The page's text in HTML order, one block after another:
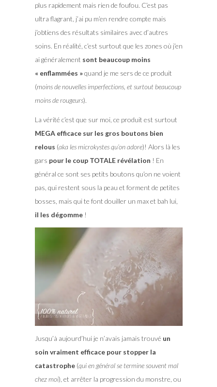
plus rapidement mais rien de foufou. C’est pas
ultra flagrant, j’ai pu m’en rendre compte mais
j’obtiens des résultats similaires avec d’autres
soins. En réalité, c’est surtout que les zones où j’en
ai généralement sont beaucoup moins
« enflammées »quand je me sers de ce produit
(moins de nouvelles imperfections, et surtout beaucoup
moins de rougeurs).
La vérité c’est que sur moi, ce produit est surtout
MEGA efficace sur les gros boutons bien
relous (aka les microkystes qu’on adore)! Alors là les
gars pour le coup TOTALE révélation ! En
général ce sont ses petits boutons qu’on ne voient
pas, qui restent sous la peau et forment de petites
bosses, mais qui te font douiller un max et bah lui,
il les dégomme!
Jusqu’à aujourd’hui je n’avais jamais trouvé un
soin vraiment efficace pour stopper la
catastrophe(qui en général se termine souvent mal
chez moi), et arrêter la progression du monstre, ou